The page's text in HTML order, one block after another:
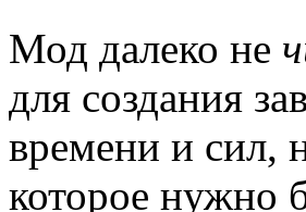
Мод далеко не
для создания
времени и сил,
которое нужно